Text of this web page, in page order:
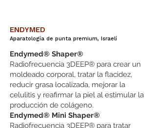
Endymed® Shaper®
Radiofrecuencia 3DEEP® para crear un
moldeado corporal, tratar la flacidez,
reducir grasa localizada, mejorar la
celulitis y reafirmar la piel al estimular la
producción de colágeno.
Endymed® Mini Shaper®
Radiofrecuencia 3DEEP® para tratar
ENDYMED
Aparatología de punta premium, Israelí